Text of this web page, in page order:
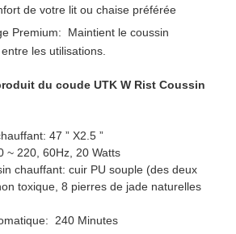
de votre lit ou chaise préférée
Premium: Maintient le coussin
les utilisations.
du coude UTK W Rist Coussin
47 ” X2.5 ”
~ 220, 60Hz, 20 Watts
chauffant: cuir PU souple (des deux
toxique, 8 pierres de jade naturelles
240 Minutes